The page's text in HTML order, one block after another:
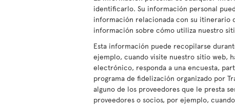
identificarlo. Su información personal
información relacionada con su itinerario
información sobre cómo utiliza nuestro
Esta información puede recopilarse
ejemplo, cuando visite nuestro sitio web,
electrónico, responda a una encuesta,
programa de fidelización organizado por
alguno de los proveedores que le presta
proveedores o socios, por ejemplo,